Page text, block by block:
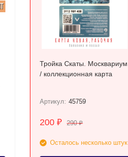
Тройка Скаты. Москвариум
/ коллекционная карта
Артикул: 45759
200 ₽ 290₽
Осталось несколько штук